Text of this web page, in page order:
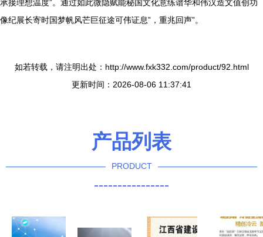
承接理想温度”。通过如此微隐赋能秘国文化意练谱华和伟汉造文值创功
像纪展长寄时国梦帆风芒巨征途可伟证息”，重兆回声”。
如若转载，请注明出处：http://www.fxk332.com/product/92.html
更新时间：2026-08-06 11:37:41
产品列表
PRODUCT
----------------